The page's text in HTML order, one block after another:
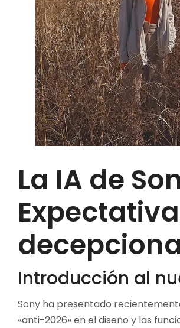
La IA de
Introducción al
Sony ha presentado
«anti-2026» en el diseño y las